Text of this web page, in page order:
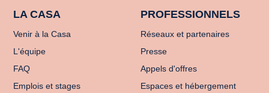
LA CASA
Venir à la Casa
L'équipe
FAQ
Emplois et stages
PROFESSIONNELS
Réseaux et partenaires
Presse
Appels d'offres
Espaces et hébergement